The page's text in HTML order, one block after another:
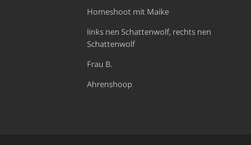
Homeshoot mit Maike
links nen Schattenwolf, rechts nen
Schattenwolf
Frau B.
Ahrenshoop